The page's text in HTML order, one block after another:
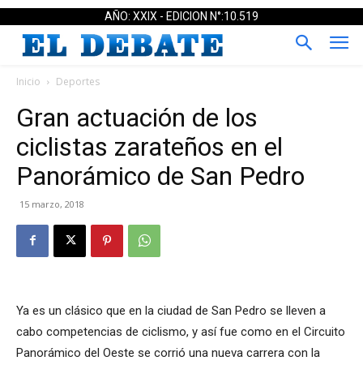
AÑO: XXIX - EDICION N°:10.519
Inicio Deportes
Gran actuación de los
ciclistas zarateños en el
Panorámico de San Pedro
15 marzo, 2018
Ya es un clásico que en la ciudad de San Pedro se lleven a
cabo competencias de ciclismo, y así fue como en el Circuito
Panorámico del Oeste se corrió una nueva carrera con la